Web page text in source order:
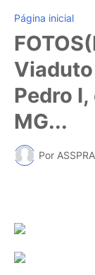
Página inicial
Pedro
MG...
Por